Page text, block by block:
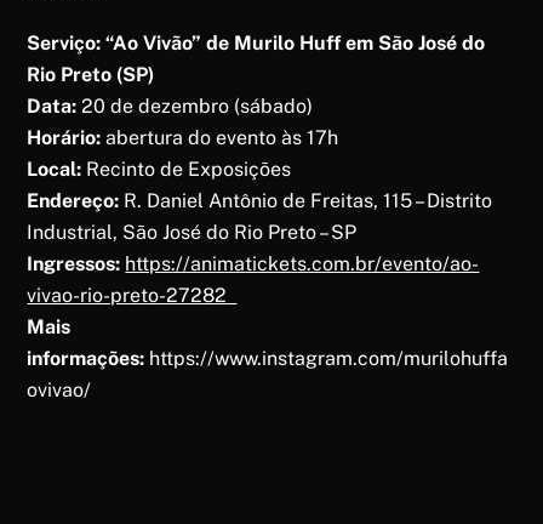
Serviço: “Ao Vivão” de Murilo Huff em São José do
Rio Preto (SP)
Data: 20 de dezembro (sábado)
Horário: abertura do evento às 17h
Local: Recinto de Exposições
Endereço: R. Daniel Antônio de Freitas, 115 – Distrito
Industrial, São José do Rio Preto – SP
Ingressos: https://animatickets.com.br/evento/ao-
vivao-rio-preto-27282
Mais
informações: https://www.instagram.com/murilohuffa
ovivao/